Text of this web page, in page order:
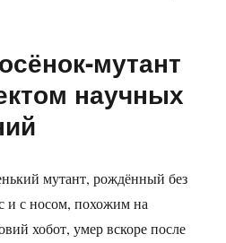
мутант
научных
мутант, рождённый без
и с носом, похожим на
хобот, умер вскоре после